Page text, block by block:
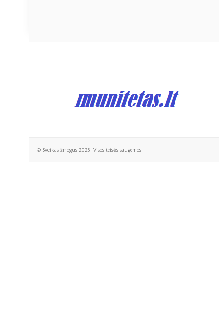
© Sveikas žmogus 2026. Visos teisės saugomos